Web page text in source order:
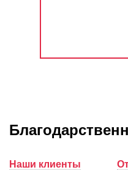
Наши клиенты